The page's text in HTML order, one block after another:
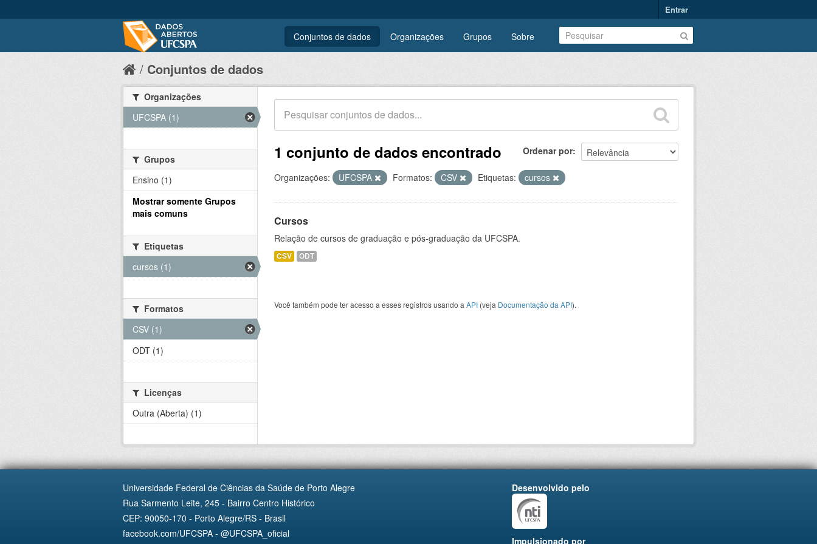
Entrar
Conjuntos de dados Organizações Grupos Sobre
Conjuntos de dados
Ordenar por
1 conjunto de dados encontrado
Organizações: UFCSPA Formatos: CSV Etiquetas: cursos
Cursos
Relação de cursos de graduação e pós-graduação da UFCSPA.
CSV ODT
Você também pode ter acesso a esses registros usando a API (veja Documentação da API).
Organizações
UFCSPA (1)
Grupos
Ensino (1)
Mostrar somente Grupos
mais comuns
Etiquetas
cursos (1)
Formatos
CSV (1)
ODT (1)
Licenças
Outra (Aberta) (1)
Universidade Federal de Ciências da Saúde de Porto Alegre
Rua Sarmento Leite, 245 - Bairro Centro Histórico
CEP: 90050-170 - Porto Alegre/RS - Brasil
facebook.com/UFCSPA - @UFCSPA_oficial
Desenvolvido pelo
Impulsionado por